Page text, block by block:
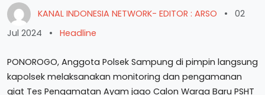
KANAL INDONESIA NETWORK- EDITOR : ARSO •
02
Jul 2024
• Headline
PONOROGO, Anggota Polsek Sampung di pimpin langsung
kapolsek melaksanakan monitoring dan pengamanan
giat Tes Pengamatan Ayam jago Calon Warga Baru PSHT